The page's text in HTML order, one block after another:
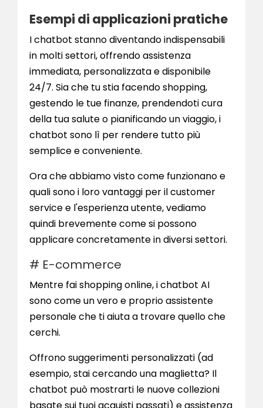
Esempi di applicazioni pratiche
I chatbot stanno diventando indispensabili
in molti settori, offrendo assistenza
immediata, personalizzata e disponibile
24/7. Sia che tu stia facendo shopping,
gestendo le tue finanze, prendendoti cura
della tua salute o pianificando un viaggio, i
chatbot sono lì per rendere tutto più
semplice e conveniente.
Ora che abbiamo visto come funzionano e
quali sono i loro vantaggi per il customer
service e l'esperienza utente, vediamo
quindi brevemente come si possono
applicare concretamente in diversi settori.
# E-commerce
Mentre fai shopping online, i chatbot AI
sono come un vero e proprio assistente
personale che ti aiuta a trovare quello che
cerchi.
Offrono suggerimenti personalizzati (ad
esempio, stai cercando una maglietta? Il
chatbot può mostrarti le nuove collezioni